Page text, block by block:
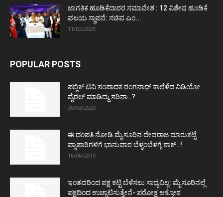
ಜಾಗತಿಕ ಹೂಡಿಕೆದಾರರ ಸಮಾವೇಶ : 12 ವಿಶೇಷ ಹೂಡಿಕೆ
ವಲಯ ಸ್ಥಾಪನೆ: ಸಚಿವ ಎಂ...
11/02/2025
POPULAR POSTS
ಪಬ್ಲಿಕ್ ಟಿವಿ ಸಂಪಾದಕ ರಂಗನಾಥ್ ಕಾಲೆಳೆದ ವಿಡಿಯೋ
ವೈರಲ್ ಮಾಡಿದ್ದು ಸರಿನಾ..?
30/03/2020
ಈ ದಂಪತಿ ನೋಡಿ ಮೈಸೂರಿನ ದೇವರಾಜ ಮಾರುಕಟ್ಟೆ
ವ್ಯಾಪಾರಿಗಳಿಗೆ ಭಾನುವಾರ ಬೆಳ್ಳಂಬೆಳಗ್ಗೆ ಶಾಕ್..!
16/06/2019
ಇಂತವರಿಂದ ಪಕ್ಷ ಕಟ್ಟಿ ಬೆಳೆಸಲು ಸಾಧ್ಯವಿಲ್ಲ: ಮೈಸೂರಿನಲ್ಲೆ
ಪಕ್ಷದಿಂದ ಉಚ್ಚಾಟಿಸುತ್ತೇನೆ- ಪರೋಕ್ಷ ಆಕ್ರೋಶ